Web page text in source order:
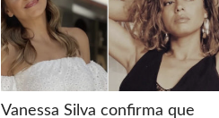
Vanessa Silva confirma que